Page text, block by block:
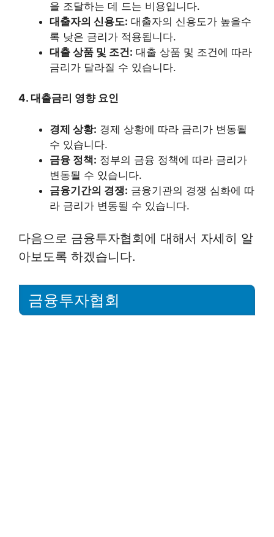
을 조달하는 데 드는 비용입니다.
대출자의 신용도: 대출자의 신용도가 높을수
록 낮은 금리가 적용됩니다.
대출 상품 및 조건: 대출 상품 및 조건에 따라
금리가 달라질 수 있습니다.
4. 대출금리 영향 요인
경제 상황: 경제 상황에 따라 금리가 변동될
수 있습니다.
금융 정책: 정부의 금융 정책에 따라 금리가
변동될 수 있습니다.
금융기간의 경쟁: 금융기관의 경쟁 심화에 따
라 금리가 변동될 수 있습니다.
다음으로 금융투자협회에 대해서 자세히 알
아보도록 하겠습니다.
금융투자협회